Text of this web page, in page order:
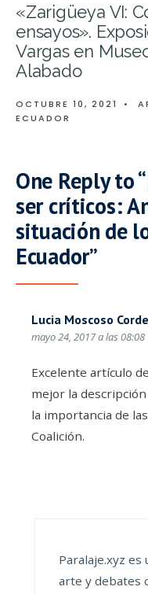
«Zarigüeya VI:
ensayos».
Vargas en
Alabado
OCTUBRE 10, 2021 •
ECUADOR
One Reply to
ser críticos:
situación de
Ecuador”
Lucia Moscoso
mayo 24, 2017 a las 08:08
Excelente artículo
mejor la
la importancia de
Coalición.
Paralaje.xyz es
arte y debates